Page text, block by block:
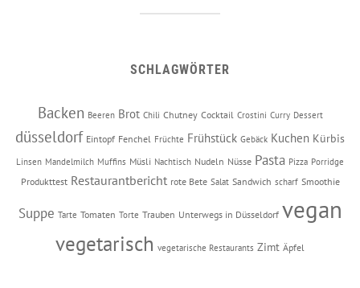
SCHLAGWÖRTER
Backen Beeren Brot Chili Chutney Cocktail Crostini Curry Dessert
düsseldorf Eintopf Fenchel Früchte Frühstück Gebäck Kuchen Kürbis
Linsen Mandelmilch Muffins Müsli Nachtisch Nudeln Nüsse Pasta Pizza Porridge
Produkttest Restaurantbericht rote Bete Salat Sandwich scharf Smoothie
Suppe Tarte Tomaten Torte Trauben Unterwegs in Düsseldorf vegan
vegetarisch vegetarische Restaurants Zimt Äpfel